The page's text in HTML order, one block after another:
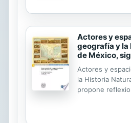
Munné, El País
libro de viajes
edición especial
fotografías en
Sassen), de un
holandés
de España y
erudición poco
Nooteboom
caminos
destino es
Actores y
geografía y la
de México,
Actores y
la Historia
propone
conformación
ciencias en las
de la Nueva